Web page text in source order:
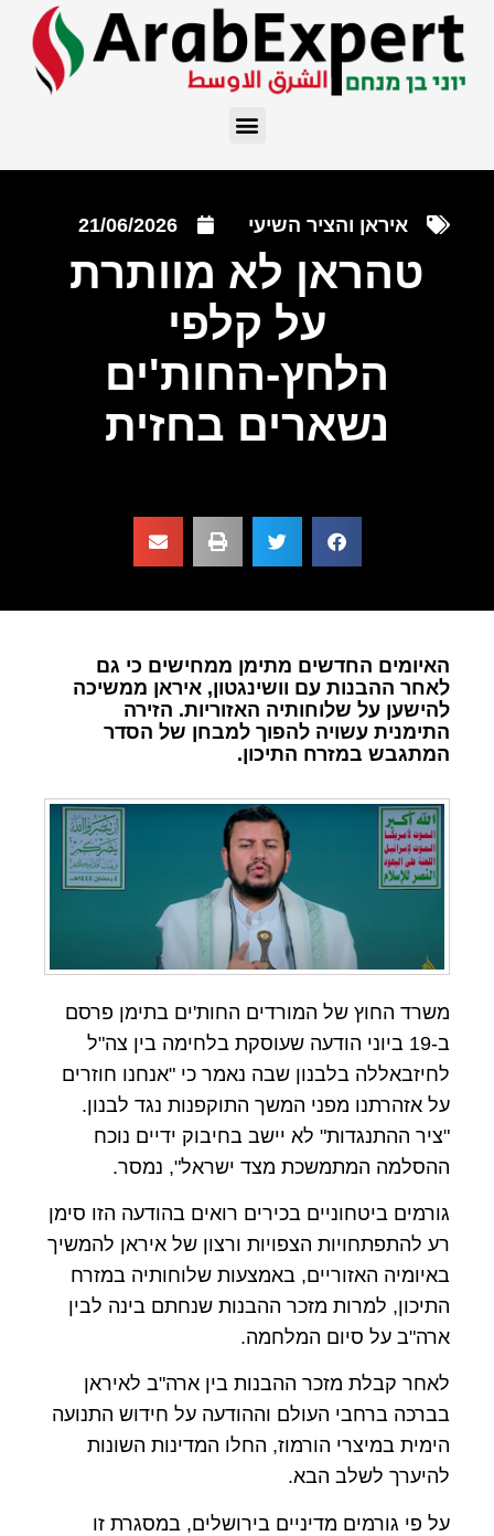
איראן והציר השיעי 21/06/2026
טהראן לא מוותרת
על קלפי
הלחץ-החות'ים
נשארים בחזית
האיומים החדשים מתימן ממחישים כי גם
לאחר ההבנות עם וושינגטון, איראן ממשיכה
להישען על שלוחותיה האזוריות. הזירה
התימנית עשויה להפוך למבחן של הסדר
המתגבש במזרח התיכון.
משרד החוץ של המורדים החות'ים בתימן פרסם
ב-19 ביוני הודעה שעוסקת בלחימה בין צה"ל
לחיזבאללה בלבנון שבה נאמר כי "אנחנו חוזרים
על אזהרתנו מפני המשך התוקפנות נגד לבנון.
"ציר ההתנגדות" לא יישב בחיבוק ידיים נוכח
ההסלמה המתמשכת מצד ישראל", נמסר.
גורמים ביטחוניים בכירים רואים בהודעה הזו סימן
רע להתפתחויות הצפויות ורצון של איראן להמשיך
באיומיה האזוריים, באמצעות שלוחותיה במזרח
התיכון, למרות מזכר ההבנות שנחתם בינה לבין
ארה"ב על סיום המלחמה.
לאחר קבלת מזכר ההבנות בין ארה"ב לאיראן
בברכה ברחבי העולם וההודעה על חידוש התנועה
הימית במיצרי הורמוז, החלו המדינות השונות
להיערך לשלב הבא.
על פי גורמים מדיניים בירושלים, במסגרת זו